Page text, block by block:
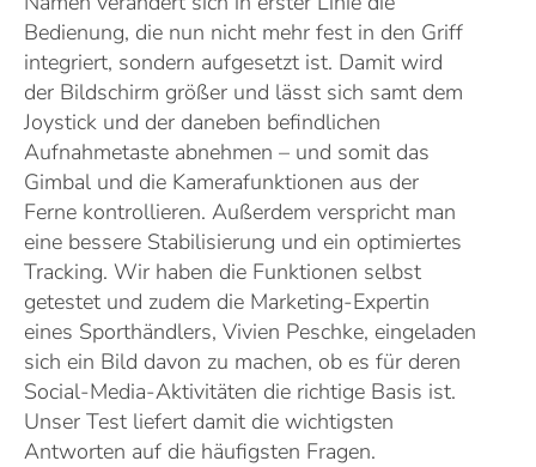
Bedienung, die nun nicht mehr fest in den Griff
integriert, sondern aufgesetzt ist. Damit wird
der Bildschirm größer und lässt sich samt dem
Joystick und der daneben befindlichen
Aufnahmetaste abnehmen – und somit das
Gimbal und die Kamerafunktionen aus der
Ferne kontrollieren. Außerdem verspricht man
eine bessere Stabilisierung und ein optimiertes
Tracking. Wir haben die Funktionen selbst
getestet und zudem die Marketing-Expertin
eines Sporthändlers, Vivien Peschke, eingeladen
sich ein Bild davon zu machen, ob es für deren
Social-Media-Aktivitäten die richtige Basis ist.
Unser Test liefert damit die wichtigsten
Antworten auf die häufigsten Fragen.